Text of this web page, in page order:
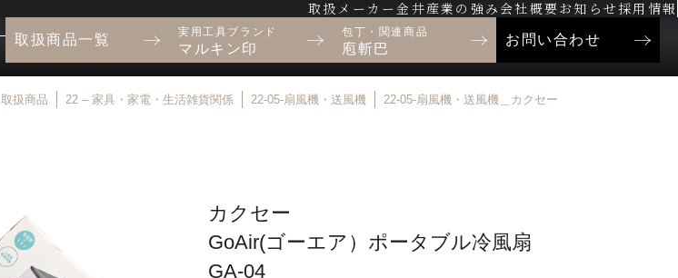
取扱メーカー金井産業の強み 会社概要お知らせ 採用情報
取扱商品一覧 実用工具ブランド
マルキン印
包丁・関連商品
庖斬巴
お問い合わせ
取扱商品 22 – 家具・家電・生活雑貨関係 22-05-扇風機・送風機 22-05-扇風機・送風機＿カクセー
カクセー
GoAir(ゴーエア）ポータブル冷風扇
GA-04